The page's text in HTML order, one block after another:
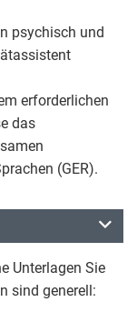
psychisch und
erforderlichen
das
(GER).
Unterlagen Sie
sind generell: